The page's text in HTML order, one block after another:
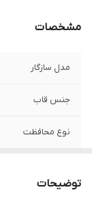
مشخصات
مدل سازگار
جنس قاب
نوع محافظت
توضیحات